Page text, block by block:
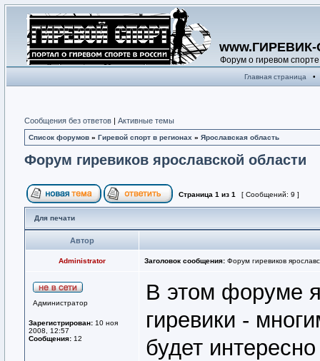
Форум о гиревом спорте
Главная страница •
Сообщения без ответов | Активные темы
Список форумов » Гиревой спорт в регионах » Ярославская область
Форум гиревиков ярославской области
Страница 1 из 1 [ Сообщений: 9 ]
Для печати
Автор
Administrator Заголовок сообщения: Форум гиревиков
Администратор
Зарегистрирован: 10 ноя
2008, 12:57
Сообщения: 12
В этом форуме
гиревики -
будет